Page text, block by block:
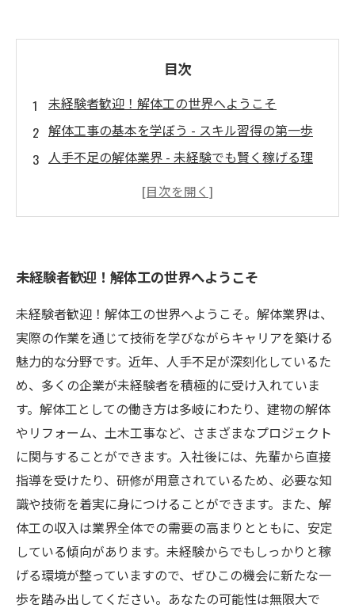
目次
未経験者歓迎！解体工の世界へようこそ
解体工事の基本を学ぼう - スキル習得の第一歩
人手不足の解体業界 - 未経験でも賢く稼げる理
り開こう
解体工に必要なスキルとは？職場での学び方
あなたの未来はここから！解体工で新たな一歩
を
未経験者歓迎！解体工の世界へようこそ
未経験者歓迎！解体工の世界へようこそ。解体業界は、
実際の作業を通じて技術を学びながらキャリアを築ける
魅力的な分野です。近年、人手不足が深刻化しているた
め、多くの企業が未経験者を積極的に受け入れていま
す。解体工としての働き方は多岐にわたり、建物の解体
やリフォーム、土木工事など、さまざまなプロジェクト
に関与することができます。入社後には、先輩から直接
指導を受けたり、研修が用意されているため、必要な知
識や技術を着実に身につけることができます。また、解
体工の収入は業界全体での需要の高まりとともに、安定
している傾向があります。未経験からでもしっかりと稼
げる環境が整っていますので、ぜひこの機会に新たな一
歩を踏み出してください。あなたの可能性は無限大で